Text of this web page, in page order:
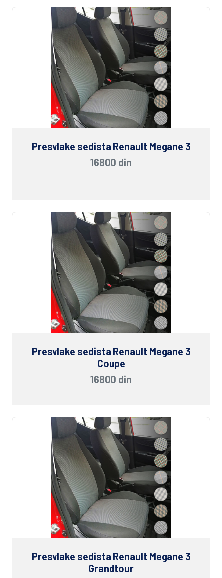
Presvlake sedista Renault Megane 3
16800 din
Presvlake sedista Renault Megane 3
Coupe
16800 din
Presvlake sedista Renault Megane 3
Grandtour